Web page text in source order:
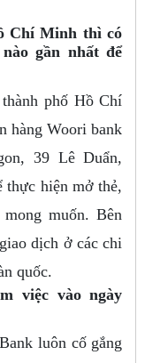
Chí Minh thì có
gần nhất để
phố Hồ Chí
hàng Woori bank
39 Lê Duẩn,
thực hiện mở thẻ,
muốn. Bên
dịch ở các chi
quốc.
việc vào ngày
luôn cố gắng